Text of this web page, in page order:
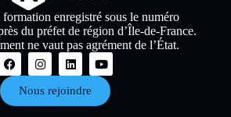
enregistré sous le numéro
du préfet de région d’Île-de-France.
ne vaut pas agrément de l’État.
Nous rejoindre